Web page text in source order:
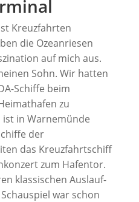
Kreuzfahrten
die Ozeanriesen
auf mich aus.
Sohn. Wir hatten
Schiffe beim
zu
ist in Warnemünde
der
das Kreuzfahrtschiff
zum Hafentor.
klassischen Auslauf-
war schon